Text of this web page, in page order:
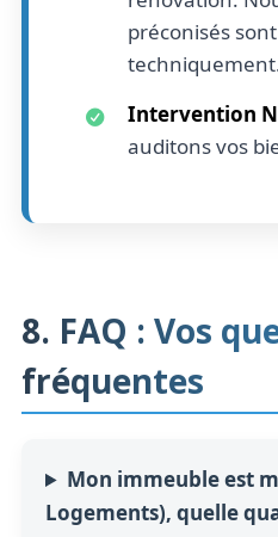
préconisés
Intervention
auditons vos
8. FAQ : Vos
fréquentes
Mon immeuble est
Logements), quelle